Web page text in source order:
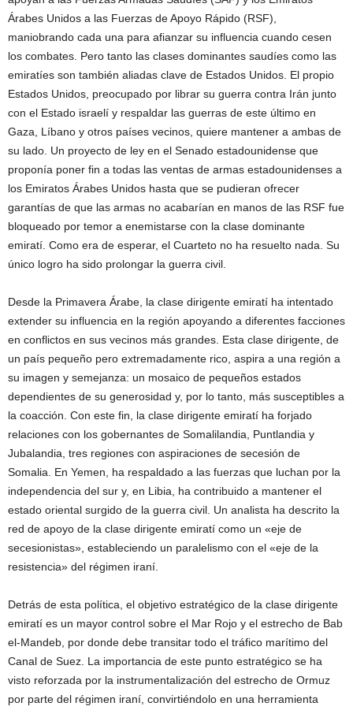
Árabes Unidos a las Fuerzas de Apoyo Rápido (RSF),
maniobrando cada una para afianzar su influencia cuando cesen
los combates. Pero tanto las clases dominantes saudíes como las
emiratíes son también aliadas clave de Estados Unidos. El propio
Estados Unidos, preocupado por librar su guerra contra Irán junto
con el Estado israelí y respaldar las guerras de este último en
Gaza, Líbano y otros países vecinos, quiere mantener a ambas de
su lado. Un proyecto de ley en el Senado estadounidense que
proponía poner fin a todas las ventas de armas estadounidenses a
los Emiratos Árabes Unidos hasta que se pudieran ofrecer
garantías de que las armas no acabarían en manos de las RSF fue
bloqueado por temor a enemistarse con la clase dominante
emiratí. Como era de esperar, el Cuarteto no ha resuelto nada. Su
único logro ha sido prolongar la guerra civil.
Desde la Primavera Árabe, la clase dirigente emiratí ha intentado
extender su influencia en la región apoyando a diferentes facciones
en conflictos en sus vecinos más grandes. Esta clase dirigente, de
un país pequeño pero extremadamente rico, aspira a una región a
su imagen y semejanza: un mosaico de pequeños estados
dependientes de su generosidad y, por lo tanto, más susceptibles a
la coacción. Con este fin, la clase dirigente emiratí ha forjado
relaciones con los gobernantes de Somalilandia, Puntlandia y
Jubalandia, tres regiones con aspiraciones de secesión de
Somalia. En Yemen, ha respaldado a las fuerzas que luchan por la
independencia del sur y, en Libia, ha contribuido a mantener el
estado oriental surgido de la guerra civil. Un analista ha descrito la
red de apoyo de la clase dirigente emiratí como un «eje de
secesionistas», estableciendo un paralelismo con el «eje de la
resistencia» del régimen iraní.
Detrás de esta política, el objetivo estratégico de la clase dirigente
emiratí es un mayor control sobre el Mar Rojo y el estrecho de Bab
el-Mandeb, por donde debe transitar todo el tráfico marítimo del
Canal de Suez. La importancia de este punto estratégico se ha
visto reforzada por la instrumentalización del estrecho de Ormuz
por parte del régimen iraní, convirtiéndolo en una herramienta